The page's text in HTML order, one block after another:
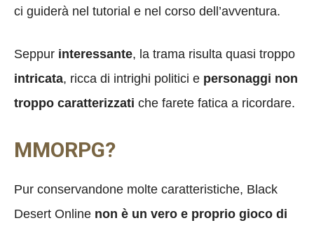
ci guiderà nel tutorial e nel corso dell’avventura.
Seppur interessante, la trama risulta quasi troppo
intricata, ricca di intrighi politici e personaggi non
troppo caratterizzati che farete fatica a ricordare.
MMORPG?
Pur conservandone molte caratteristiche, Black
Desert Online non è un vero e proprio gioco di